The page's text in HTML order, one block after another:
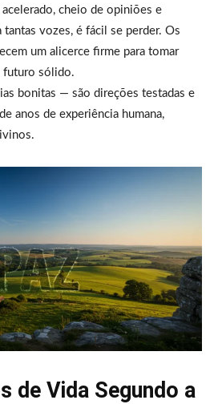
cheio de opiniões e
vozes, é fácil se perder. Os
um alicerce firme para tomar
futuro sólido.
bonitas — são direções testadas e
anos de experiência humana,
de Vida Segundo a